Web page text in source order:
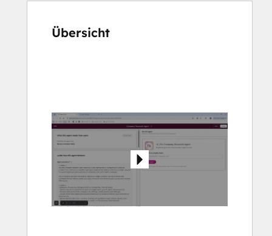
Übersicht
um
andere
Elemente
anzuzeigen